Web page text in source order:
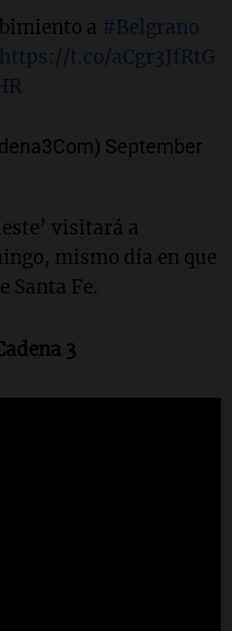
a #Belgrano
https://t.co/aCgr3JfRtG
September
visitará a
mismo día en que
Santa Fe.
3